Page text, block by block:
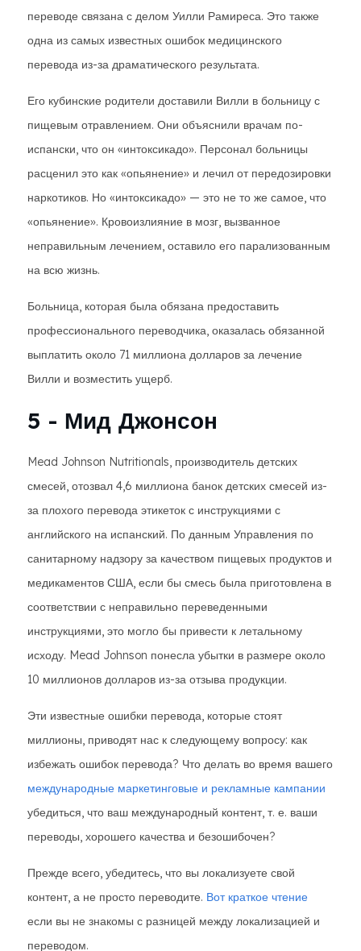
переводе связана с делом Уилли Рамиреса. Это также
одна из самых известных ошибок медицинского
перевода из-за драматического результата.
Его кубинские родители доставили Вилли в больницу с
пищевым отравлением. Они объяснили врачам по-
испански, что он «интоксикадо». Персонал больницы
расценил это как «опьянение» и лечил от передозировки
наркотиков. Но «интоксикадо» — это не то же самое, что
«опьянение». Кровоизлияние в мозг, вызванное
неправильным лечением, оставило его парализованным
на всю жизнь.
Больница, которая была обязана предоставить
профессионального переводчика, оказалась обязанной
выплатить около 71 миллиона долларов за лечение
Вилли и возместить ущерб.
5 - Мид Джонсон
Mead Johnson Nutritionals, производитель детских
смесей, отозвал 4,6 миллиона банок детских смесей из-
за плохого перевода этикеток с инструкциями с
английского на испанский. По данным Управления по
санитарному надзору за качеством пищевых продуктов и
медикаментов США, если бы смесь была приготовлена в
соответствии с неправильно переведенными
инструкциями, это могло бы привести к летальному
исходу. Mead Johnson понесла убытки в размере около
10 миллионов долларов из-за отзыва продукции.
Эти известные ошибки перевода, которые стоят
миллионы, приводят нас к следующему вопросу: как
избежать ошибок перевода? Что делать во время вашего
международные маркетинговые и рекламные кампании
убедиться, что ваш международный контент, т. е. ваши
переводы, хорошего качества и безошибочен?
Прежде всего, убедитесь, что вы локализуете свой
контент, а не просто переводите. Вот краткое чтение
если вы не знакомы с разницей между локализацией и
переводом.